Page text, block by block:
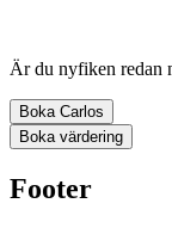
Är du nyfiken redan
Boka Carlos
Boka värdering
Footer